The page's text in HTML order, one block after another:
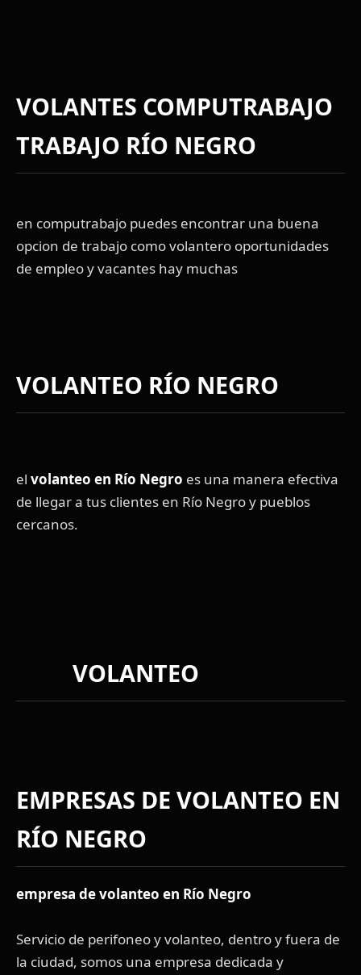
VOLANTES COMPUTRABAJO
TRABAJO RÍO NEGRO
en computrabajo puedes encontrar una buena
opcion de trabajo como volantero oportunidades
de empleo y vacantes hay muchas
VOLANTEO RÍO NEGRO
el volanteo en Río Negro es una manera efectiva
de llegar a tus clientes en Río Negro y pueblos
cercanos.
VOLANTEO
EMPRESAS DE VOLANTEO EN
RÍO NEGRO
empresa de volanteo en Río Negro
Servicio de perifoneo y volanteo, dentro y fuera de
la ciudad, somos una empresa dedicada y